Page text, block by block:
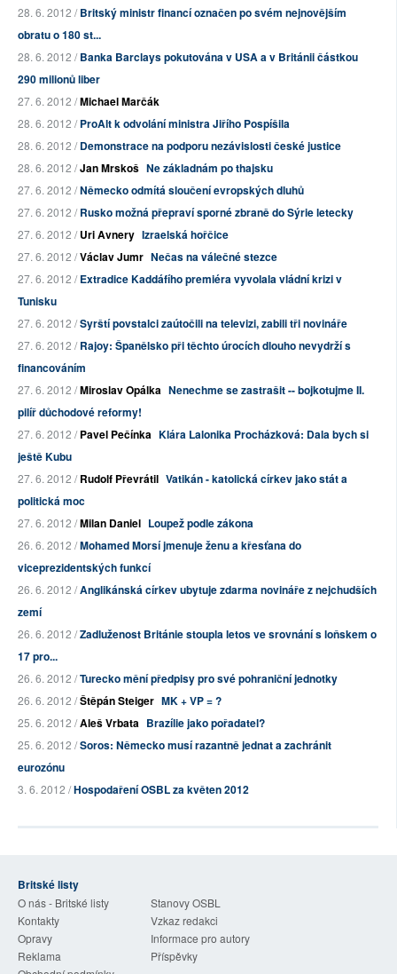
28. 6. 2012 /Britský ministr financí označen po svém nejnovějším
obratu o 180 st...
28. 6. 2012 /Banka Barclays pokutována v USA a v Británii částkou
290 milionů liber
27. 6. 2012 /Michael Marčák
28. 6. 2012 /ProAlt k odvolání ministra Jiřího Pospíšila
28. 6. 2012 /Demonstrace na podporu nezávislosti české justice
28. 6. 2012 /Jan Mrskoš Ne základnám po thajsku
27. 6. 2012 /Německo odmítá sloučení evropských dluhů
27. 6. 2012 /Rusko možná přepraví sporné zbraně do Sýrie letecky
27. 6. 2012 /Uri Avnery Izraelská hořčice
27. 6. 2012 /Václav Jumr Nečas na válečné stezce
27. 6. 2012 /Extradice Kaddáfího premiéra vyvolala vládní krizi v
Tunisku
27. 6. 2012 /Syrští povstalci zaútočili na televizi, zabili tři novináře
27. 6. 2012 /Rajoy: Španělsko při těchto úrocích dlouho nevydrží s
financováním
27. 6. 2012 /Miroslav Opálka Nenechme se zastrašit -- bojkotujme II.
pilíř důchodové reformy!
27. 6. 2012 /Pavel Pečínka Klára Lalonika Procházková: Dala bych si
ještě Kubu
27. 6. 2012 /Rudolf Převrátil Vatikán - katolická církev jako stát a
politická moc
27. 6. 2012 /Milan Daniel Loupež podle zákona
26. 6. 2012 /Mohamed Morsí jmenuje ženu a křesťana do
viceprezidentských funkcí
26. 6. 2012 /Anglikánská církev ubytuje zdarma novináře z nejchudších
zemí
26. 6. 2012 /Zadluženost Británie stoupla letos ve srovnání s loňskem o
17 pro...
26. 6. 2012 /Turecko mění předpisy pro své pohraniční jednotky
26. 6. 2012 /Štěpán Steiger MK + VP = ?
25. 6. 2012 /Aleš Vrbata Brazílie jako pořadatel?
25. 6. 2012 /Soros: Německo musí razantně jednat a zachránit
eurozónu
3. 6. 2012 /Hospodaření OSBL za květen 2012
Britské listy
O nás - Britské listy
Stanovy OSBL
Kontakty
Vzkaz redakci
Opravy
Informace pro autory
Reklama
Příspěvky